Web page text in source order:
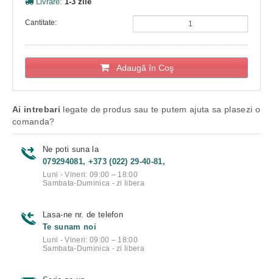
Cantitate:
Adaugă în Coş
Ai intrebari legate de produs sau te putem ajuta sa plasezi o
comanda?
Ne poti suna la
079294081, +373 (022) 29-40-81,
Luni - Vineri: 09:00 – 18:00
Sambata-Duminica - zi libera
Lasa-ne nr. de telefon
Te sunam noi
Luni - Vineri: 09:00 – 18:00
Sambata-Duminica - zi libera